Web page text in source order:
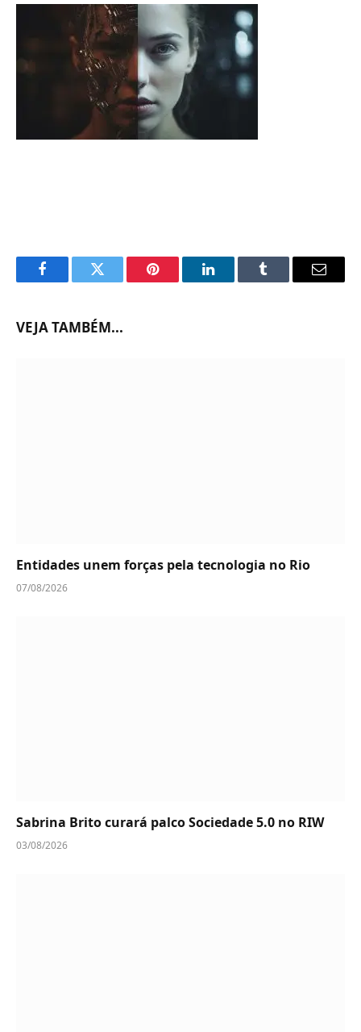
FacebookTwitter Pinterest LinkedInTumblr Email
VEJA TAMBÉM...
Entidades unem forças pela tecnologia no Rio
07/08/2026
Sabrina Brito curará palco Sociedade 5.0 no RIW
03/08/2026